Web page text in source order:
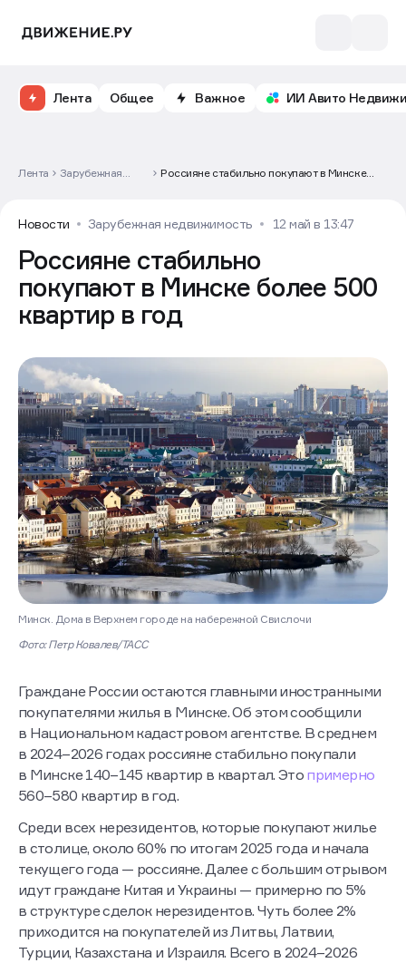
Лента Общее Важное ИИ Авито
Лента
Зарубежная
Россияне стабильно покупают в Минске
Новости Зарубежная недвижимость 12 май в 13:47
Россияне стабильно
покупают в Минске более 500
квартир в год
Минск. Дома в Верхнем городе на набережной Свислочи
Фото: Петр Ковалев/ТАСС
Граждане России остаются главными иностранными
покупателями жилья в Минске. Об этом сообщили
в Национальном кадастровом агентстве. В среднем
в 2024–2026 годах россияне стабильно покупали
в Минске 140–145 квартир в квартал. Это примерно
560–580 квартир в год.
Среди всех нерезидентов, которые покупают жилье
в столице, около 60% по итогам 2025 года и начала
текущего года — россияне. Далее с большим отрывом
идут граждане Китая и Украины — примерно по 5%
в структуре сделок нерезидентов. Чуть более 2%
приходится на покупателей из Литвы, Латвии,
Турции, Казахстана и Израиля. Всего в 2024–2026